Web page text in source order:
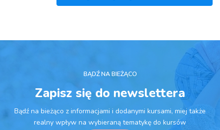
BĄDŹ NA BIEŻĄCO
Zapisz się do newslettera
Bądź na bieżąco z informacjami i dodanymi kursami, miej także
realny wpływ na wybieraną tematykę do kursów